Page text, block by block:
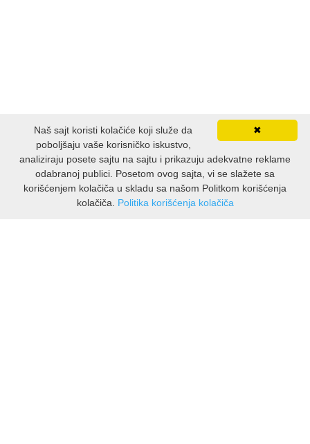
PUBLICISTIKA
PUTOPISI
✖
Naš sajt koristi kolačiće koji služe da
poboljšaju vaše korisničko iskustvo,
analiziraju posete sajtu na sajtu i prikazuju adekvatne reklame
odabranoj publici. Posetom ovog sajta, vi se slažete sa
korišćenjem kolačiča u skladu sa našom Politkom korišćenja
kolačiča. Politika korišćenja kolačiča